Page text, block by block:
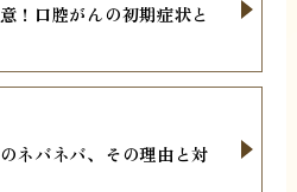
！口腔がんの初期症状と
ネバネバ、その理由と対